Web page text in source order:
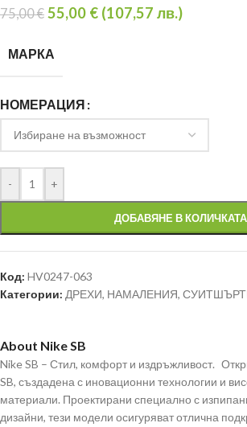
75,00€ 55,00 € (107,57 лв.)
МАРКА
НОМЕРАЦИЯ
- +
ДОБАВЯНЕ В КОЛИЧКАТА
Код: HV0247-063
Категории: ДРЕХИ, НАМАЛЕНИЯ,
About Nike SB
Nike SB – Стил, комфорт и издръжливост.
SB, създадена с иновационни технологии и
материали. Проектирани специално с
дизайни, тези модели осигуряват отлична